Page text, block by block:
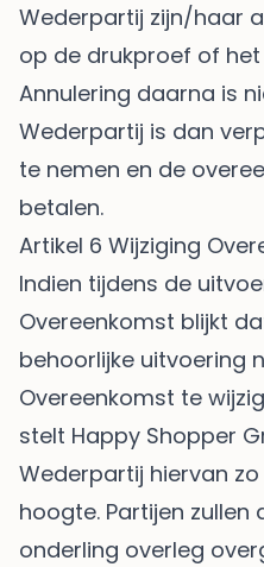
Wederpartij zijn/haar
op de drukproef of
Annulering daarna is
Wederpartij is dan
te nemen en de
betalen.
Artikel 6 Wijziging
Indien tijdens de
Overeenkomst blijkt
behoorlijke uitvoering
Overeenkomst te
stelt Happy Shopper
Wederpartij hiervan
hoogte. Partijen zullen
onderling overleg